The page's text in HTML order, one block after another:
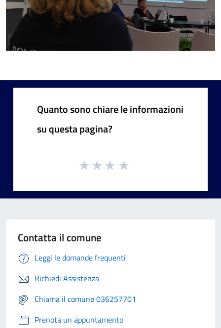
Quanto sono chiare le informazioni
su questa pagina?
Contatta il comune
Leggi le domande frequenti
Richiedi Assistenza
Chiama il comune 036257701
Prenota un appuntamento